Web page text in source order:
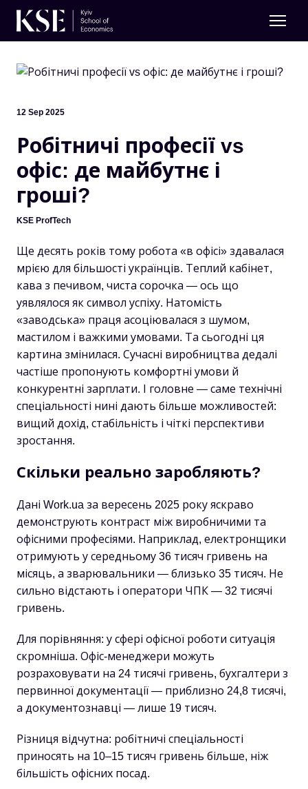
12 Sep 2025
Робітничі професії vs
офіс: де майбутнє і
гроші?
KSE ProfTech
Ще десять років тому робота «в офісі» здавалася
мрією для більшості українців. Теплий кабінет,
кава з печивом, чиста сорочка — ось що
уявлялося як символ успіху. Натомість
«заводська» праця асоціювалася з шумом,
мастилом і важкими умовами. Та сьогодні ця
картина змінилася. Сучасні виробництва дедалі
частіше пропонують комфортні умови й
конкурентні зарплати. І головне — саме технічні
спеціальності нині дають більше можливостей:
вищий дохід, стабільність і чіткі перспективи
зростання.
Скільки реально заробляють?
Дані Work.ua за вересень 2025 року яскраво
демонструють контраст між виробничими та
офісними професіями. Наприклад, електронщики
отримують у середньому 36 тисяч гривень на
місяць, а зварювальники — близько 35 тисяч. Не
сильно відстають і оператори ЧПК — 32 тисячі
гривень.
Для порівняння: у сфері офісної роботи ситуація
скромніша. Офіс-менеджери можуть
розраховувати на 24 тисячі гривень, бухгалтери з
первинної документації — приблизно 24,8 тисячі,
а документознавці — лише 19 тисяч.
Різниця відчутна: робітничі спеціальності
приносять на 10–15 тисяч гривень більше, ніж
більшість офісних посад.